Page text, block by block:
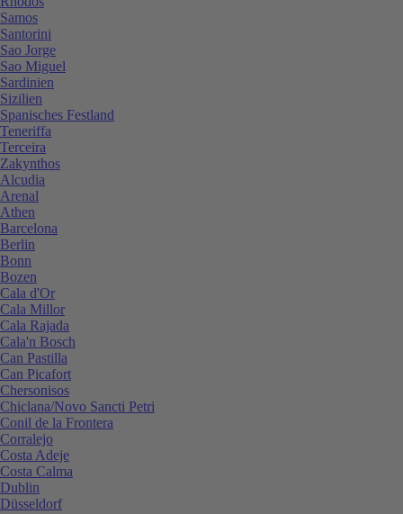
Samos
Santorini
Sao Jorge
Sao Miguel
Sardinien
Sizilien
Spanisches Festland
Teneriffa
Terceira
Zakynthos
Alcudia
Arenal
Athen
Barcelona
Berlin
Bonn
Bozen
Cala d'Or
Cala Millor
Cala Rajada
Cala'n Bosch
Can Pastilla
Can Picafort
Chersonisos
Chiclana/Novo Sancti Petri
Conil de la Frontera
Corralejo
Costa Adeje
Costa Calma
Dublin
Düsseldorf